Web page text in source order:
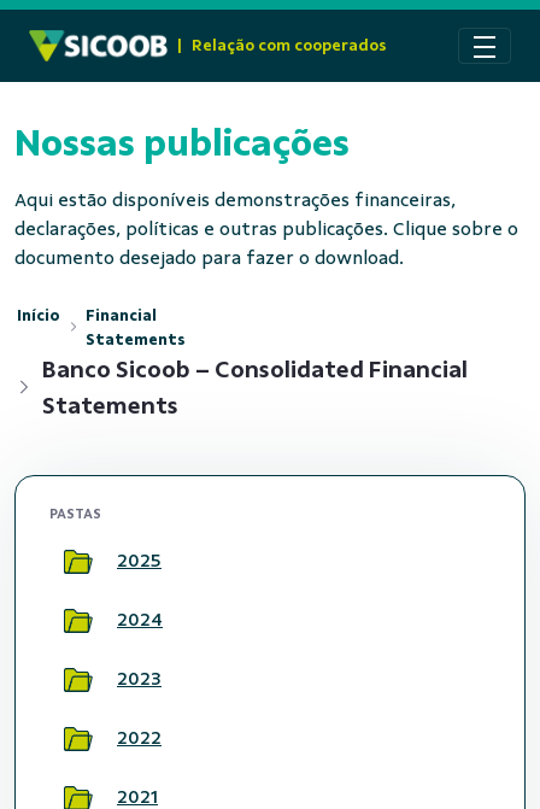
Relação com cooperados
Nossas publicações
Aqui estão disponíveis demonstrações financeiras,
declarações, políticas e outras publicações. Clique sobre o
documento desejado para fazer o download.
Início
Financial
Statements
Banco Sicoob – Consolidated Financial
Statements
PASTAS
2025
2024
2023
2022
2021